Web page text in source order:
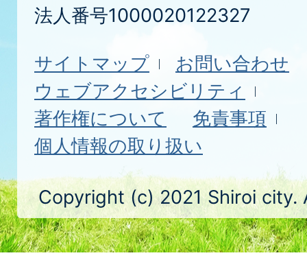
法人番号1000020122327
サイトマップ
お問い合わせ
ウェブアクセシビリティ
著作権について
免責事項
個人情報の取り扱い
Copyright (c) 2021 Shiroi city.